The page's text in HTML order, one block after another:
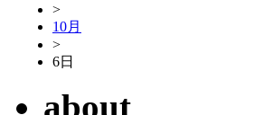
>
10月
>
6日
about